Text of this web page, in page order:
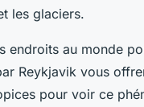
les glaciers.
endroits au monde
Reykjavik vous
pour voir ce